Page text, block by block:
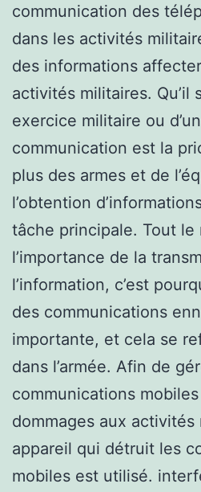
communication des
dans les activités
des informations
activités militaires. Qu’il
exercice militaire ou
communication est la
plus des armes et de
l’obtention
tâche principale. Tout le
l’importance de la
l’information, c’est
des communications
importante, et cela se
dans l’armée. Afin de
communications
dommages aux activités
appareil qui détruit les
mobiles est utilisé.